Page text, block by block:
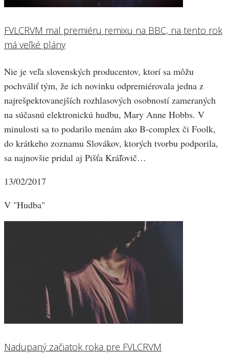
FVLCRVM mal premiéru remixu na BBC, na tento rok
má veľké plány
Nie je veľa slovenských producentov, ktorí sa môžu
pochváliť tým, že ich novinku odpremiérovala jedna z
najrešpektovanejších rozhlasových osobností zameraných
na súčasnú elektronickú hudbu, Mary Anne Hobbs. V
minulosti sa to podarilo menám ako B-complex či Foolk,
do krátkeho zoznamu Slovákov, ktorých tvorbu podporila,
sa najnovšie pridal aj Pišťa Kráľovič…
13/02/2017
V "Hudba"
Nadupaný začiatok roka pre FVLCRVM